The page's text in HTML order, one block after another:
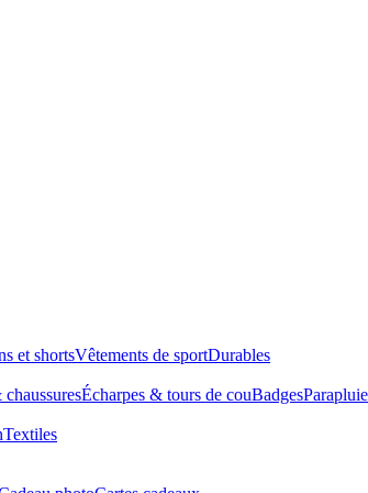
et shortsVêtements de sportDurables
chaussuresÉcharpes & tours de couBadges
Textiles